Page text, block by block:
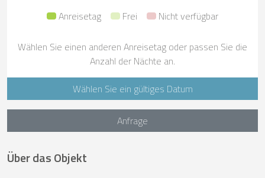
Anreisetag
Frei Nicht verfügbar
Wählen Sie einen anderen Anreisetag oder passen Sie die
Anzahl der Nächte an.
Wählen Sie ein gültiges Datum
Anfrage
Über das Objekt